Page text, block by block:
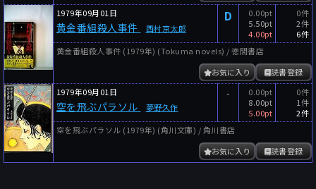
1979年09月01日
黄金番組殺人事件 西村京太郎
D
0.00pt
5.50pt
4.00pt
0件
2件
6件
黄金番組殺人事件 (1979年) (Tokuma novels) / 徳間書店
読書登録
お気に入り
1979年09月01日
空を飛ぶパラソル 夢野久作
-
0.00pt
8.00pt
5.00pt
0件
1件
2件
空を飛ぶパラソル (1979年) (角川文庫) / 角川書店
読書登録
お気に入り